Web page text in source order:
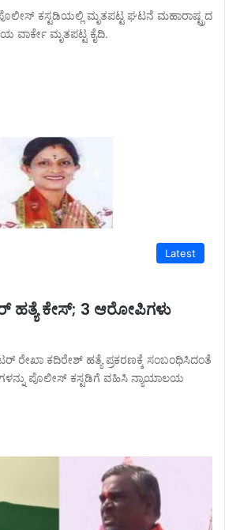
ಕಸ್ಟಡಿಯಲ್ಲಿ ಮೃತಪಟ್ಟ ಘಟನೆ ಮಹಾರಾಷ್ಟ್ರದ
ವಾರ್ಕೇ ಮೃತಪಟ್ಟ ಕೈದಿ.
Latest
ಹತ್ಯೆ ಕೇಸ್; 3 ಆರೋಪಿಗಳು
ರೇಖಾ ಕದಿರೇಶ್ ಹತ್ಯೆ ಪ್ರಕರಣಕ್ಕೆ ಸಂಬಂಧಿಸಿದಂತೆ
ಪೊಲೀಸ್ ಕಸ್ಟಡಿಗೆ ವಹಿಸಿ ನ್ಯಾಯಾಲಯ